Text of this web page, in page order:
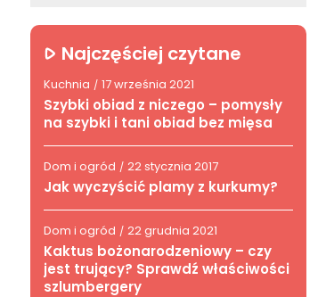
Najczęściej czytane
Kuchnia / 17 września 2021
Szybki obiad z niczego – pomysły
na szybki i tani obiad bez mięsa
Dom i ogród / 22 stycznia 2017
Jak wyczyścić plamy z kurkumy?
Dom i ogród / 22 grudnia 2021
Kaktus bożonarodzeniowy – czy
jest trujący? Sprawdź właściwości
szlumbergery